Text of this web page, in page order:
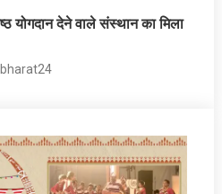
योगदान देने वाले संस्थान का मिला